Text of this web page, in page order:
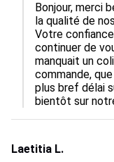
Bonjour, merci
la qualité de
Votre
continuer de
manquait un
commande,
plus bref délai
bientôt sur
Laetitia L.